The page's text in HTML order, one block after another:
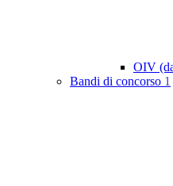
OIV
Bandi di concorso 1